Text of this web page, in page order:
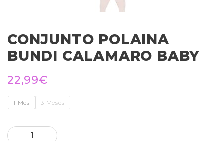
CONJUNTO POLAINA
BUNDI CALAMARO BABY
22,99€
1 Mes 3 Meses